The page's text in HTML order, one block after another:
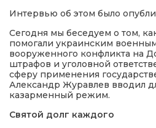
Интервью об этом было
Сегодня мы беседуем о том,
помогали украинским
вооруженного конфликта на
штрафов и уголовной
сферу применения
Александр Журавлев вводил
казарменный режим.
Святой долг каждого